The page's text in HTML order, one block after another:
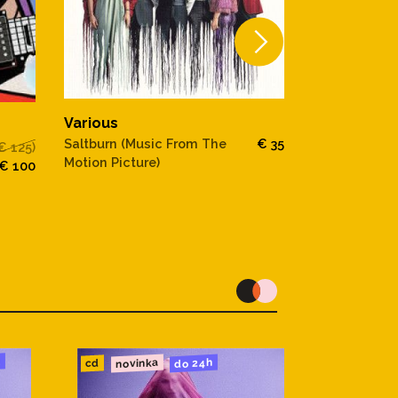
125)
100
Various
Saltburn (Music From The
Motion Picture)
€ 35
cd novinka do 24h